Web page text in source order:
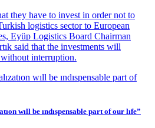
they have to invest in order not to
logistics sector to European
Eyüp Logistics Board Chairman
said that the investments will
interruption.
wıll be ındıspensable part of our lıfe”